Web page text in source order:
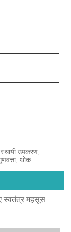
उपकरण,
थोक
स्वतंत्र महसूस